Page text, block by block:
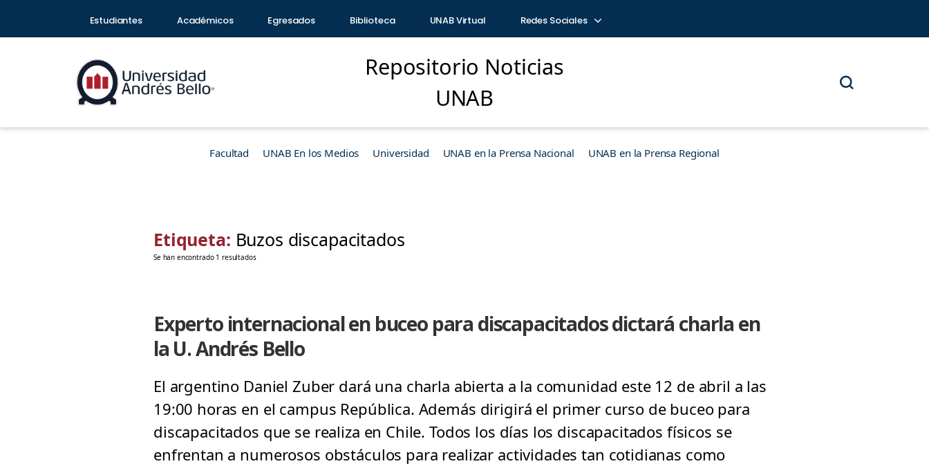
Estudiantes Académicos Egresados Biblioteca UNAB Virtual Redes Sociales
Repositorio Noticias
UNAB
Facultad UNAB En los Medios Universidad UNAB en la Prensa Nacional UNAB en la Prensa Regional
Etiqueta: Buzos discapacitados
Se han encontrado 1 resultados
Experto internacional en buceo para discapacitados dictará charla en
la U. Andrés Bello
El argentino Daniel Zuber dará una charla abierta a la comunidad este 12 de abril a las
19:00 horas en el campus República. Además dirigirá el primer curso de buceo para
discapacitados que se realiza en Chile. Todos los días los discapacitados físicos se
enfrentan a numerosos obstáculos para realizar actividades tan cotidianas como